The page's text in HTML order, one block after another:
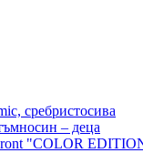
сребристосива
– деца
"COLOR